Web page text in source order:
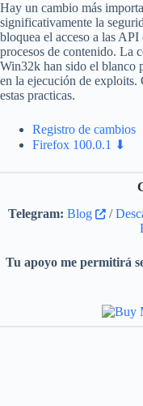
Hay un cambio más
significativamente la
bloquea el acceso a las
procesos de contenido. La
Win32k han sido el blanco
en la ejecución de exploits.
estas practicas.
Registro de cambios
Firefox 100.0.1 ⬇
Telegram: Blog /
Tu apoyo me permitirá